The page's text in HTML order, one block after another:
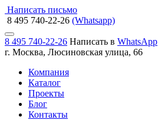
Написать письмо
8 495 740-22-26 (Whatsapp)
8 495 740-22-26 Написать в WhatsApp
г. Москва, Люсиновская улица, 66
Компания
Каталог
Проекты
Блог
Контакты